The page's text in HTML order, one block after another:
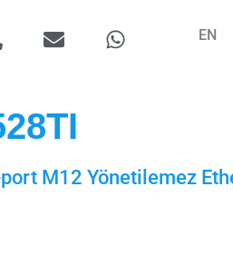
EN
M12 Yönetilemez